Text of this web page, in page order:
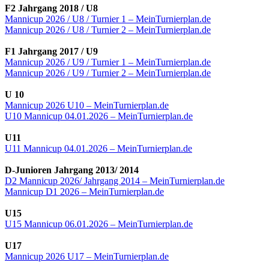
F2 Jahrgang 2018 / U8
Mannicup 2026 / U8 / Turnier 1 – MeinTurnierplan.de
Mannicup 2026 / U8 / Turnier 2 – MeinTurnierplan.de
F1 Jahrgang 2017 / U9
Mannicup 2026 / U9 / Turnier 1 – MeinTurnierplan.de
Mannicup 2026 / U9 / Turnier 2 – MeinTurnierplan.de
U 10
Mannicup 2026 U10 – MeinTurnierplan.de
U10 Mannicup 04.01.2026 – MeinTurnierplan.de
U11
U11 Mannicup 04.01.2026 – MeinTurnierplan.de
D-Junioren Jahrgang 2013/ 2014
D2 Mannicup 2026/ Jahrgang 2014 – MeinTurnierplan.de
Mannicup D1 2026 – MeinTurnierplan.de
U15
U15 Mannicup 06.01.2026 – MeinTurnierplan.de
U17
Mannicup 2026 U17 – MeinTurnierplan.de